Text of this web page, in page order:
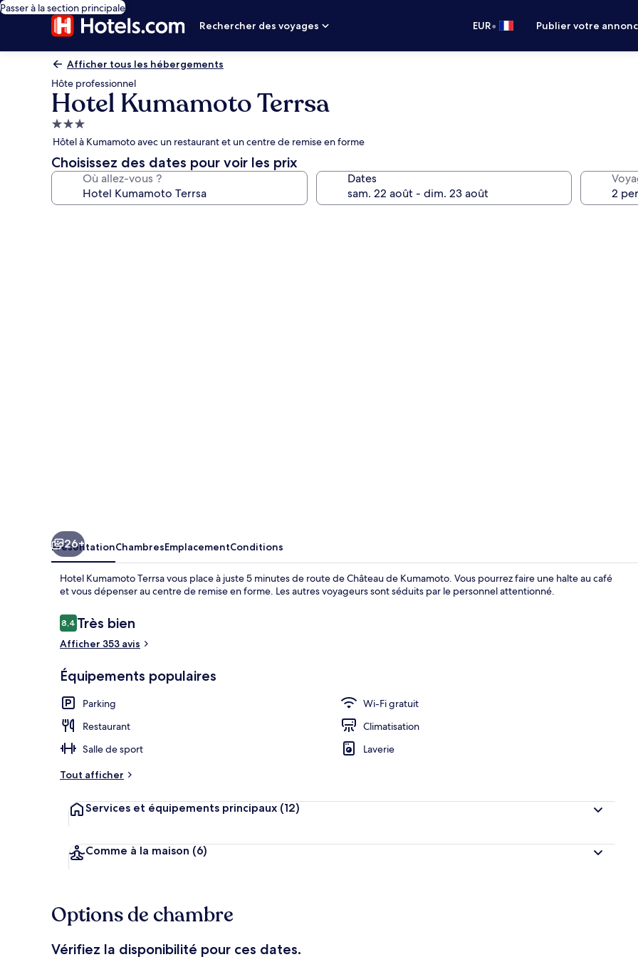
Passer à la section principale
Rechercher des voyages
EUR• Publier votre
Afficher tous les hébergements
Hôte professionnel
Hotel Kumamoto Terrsa
Hébergement
3.0 étoiles
Hôtel à Kumamoto avec un restaurant et un centre de remise en forme
Choisissez des dates pour voir les prix
Où allez-vous ? Dates
26+
PrésentationChambresEmplacementConditions
Hotel Kumamoto Terrsa vous place à juste 5 minutes de route de Château de Kumamoto. Vous pourrez faire une halte au café
et vous dépenser au centre de remise en forme. Les autres voyageurs sont séduits par le personnel attentionné.
Avis
voyageurs
8,48,4 sur 10
Très bien
Afficher 353 avis
Équipements populaires
Parking
Wi-Fi gratuit
Restaurant
Climatisation
Salle de sport
Laverie
Tout afficher
Services et équipements principaux (12)
Comme à la maison (6)
Options de chambre
Vérifiez la disponibilité pour ces dates.